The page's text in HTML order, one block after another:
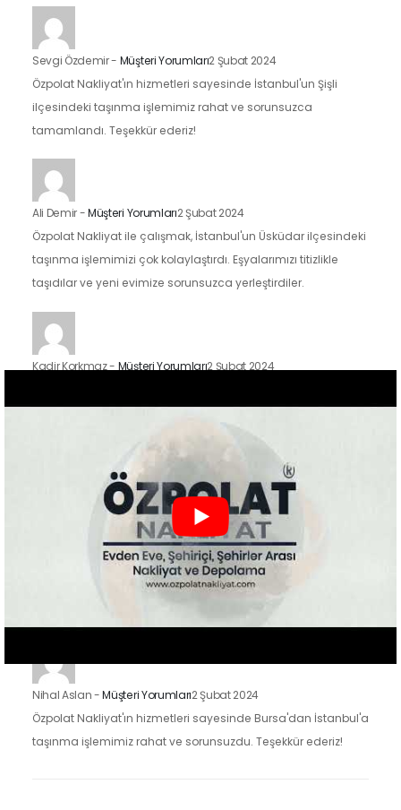
Sevgi Özdemir- Müşteri Yorumları2 Şubat 2024
Özpolat Nakliyat'ın hizmetleri sayesinde İstanbul'un Şişli
ilçesindeki taşınma işlemimiz rahat ve sorunsuzca
tamamlandı. Teşekkür ederiz!
Ali Demir-Müşteri Yorumları2 Şubat 2024
Özpolat Nakliyat ile çalışmak, İstanbul'un Üsküdar ilçesindeki
taşınma işlemimizi çok kolaylaştırdı. Eşyalarımızı titizlikle
taşıdılar ve yeni evimize sorunsuzca yerleştirdiler.
Kadir Korkmaz- Müşteri Yorumları2 Şubat 2024
-Müşteri Yorumları2 Şubat 2024
Özpolat Nakliyat ile çalışmak, Gaziantep'ten Ankara'ya
taşınma işlemimizi oldukça kolaylaştırdı. Eşyalarımızı dikkatle
Nihal Aslan-Müşteri Yorumları2 Şubat 2024
Özpolat Nakliyat'ın hizmetleri sayesinde Bursa'dan İstanbul'a
taşınma işlemimiz rahat ve sorunsuzdu. Teşekkür ederiz!